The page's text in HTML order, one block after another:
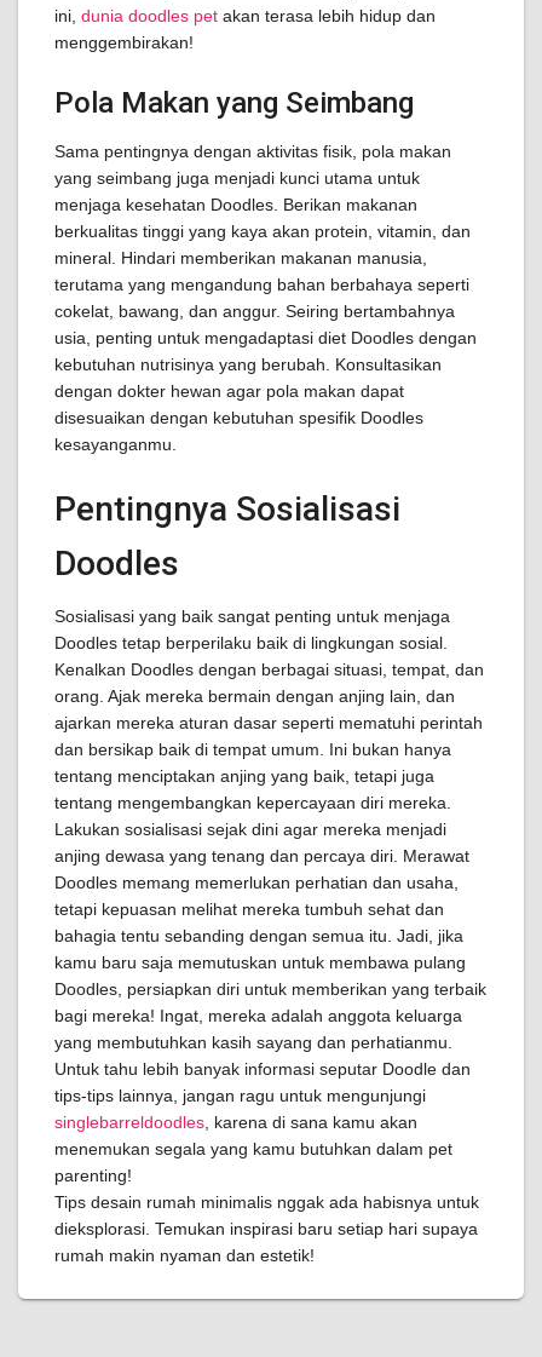
ini, dunia doodles pet akan terasa lebih hidup dan
menggembirakan!
Pola Makan yang Seimbang
Sama pentingnya dengan aktivitas fisik, pola makan
yang seimbang juga menjadi kunci utama untuk
menjaga kesehatan Doodles. Berikan makanan
berkualitas tinggi yang kaya akan protein, vitamin, dan
mineral. Hindari memberikan makanan manusia,
terutama yang mengandung bahan berbahaya seperti
cokelat, bawang, dan anggur. Seiring bertambahnya
usia, penting untuk mengadaptasi diet Doodles dengan
kebutuhan nutrisinya yang berubah. Konsultasikan
dengan dokter hewan agar pola makan dapat
disesuaikan dengan kebutuhan spesifik Doodles
kesayanganmu.
Pentingnya Sosialisasi
Doodles
Sosialisasi yang baik sangat penting untuk menjaga
Doodles tetap berperilaku baik di lingkungan sosial.
Kenalkan Doodles dengan berbagai situasi, tempat, dan
orang. Ajak mereka bermain dengan anjing lain, dan
ajarkan mereka aturan dasar seperti mematuhi perintah
dan bersikap baik di tempat umum. Ini bukan hanya
tentang menciptakan anjing yang baik, tetapi juga
tentang mengembangkan kepercayaan diri mereka.
Lakukan sosialisasi sejak dini agar mereka menjadi
anjing dewasa yang tenang dan percaya diri. Merawat
Doodles memang memerlukan perhatian dan usaha,
tetapi kepuasan melihat mereka tumbuh sehat dan
bahagia tentu sebanding dengan semua itu. Jadi, jika
kamu baru saja memutuskan untuk membawa pulang
Doodles, persiapkan diri untuk memberikan yang terbaik
bagi mereka! Ingat, mereka adalah anggota keluarga
yang membutuhkan kasih sayang dan perhatianmu.
Untuk tahu lebih banyak informasi seputar Doodle dan
tips-tips lainnya, jangan ragu untuk mengunjungi
singlebarreldoodles , karena di sana kamu akan
menemukan segala yang kamu butuhkan dalam pet
parenting!
Tips desain rumah minimalis nggak ada habisnya untuk
dieksplorasi. Temukan inspirasi baru setiap hari supaya
rumah makin nyaman dan estetik!